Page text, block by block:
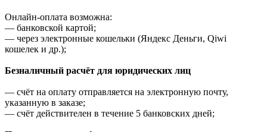
Онлайн-оплата возможна:
— банковской картой;
— через электронные кошельки (Яндекс Деньги, Qiwi
кошелек и др.);
Безналичный расчёт для юридических лиц
— счёт на оплату отправляется на электронную почту,
указанную в заказе;
— счёт действителен в течение 5 банковских дней;